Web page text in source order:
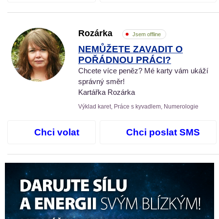
Rozárka Jsem offline
NEMŮŽETE ZAVADIT O
POŘÁDNOU PRÁCI?
Chcete více peněz? Mé karty vám ukáží
správný směr!
Kartářka Rozárka
Výklad karet, Práce s kyvadlem, Numerologie
Chci volat Chci poslat SMS